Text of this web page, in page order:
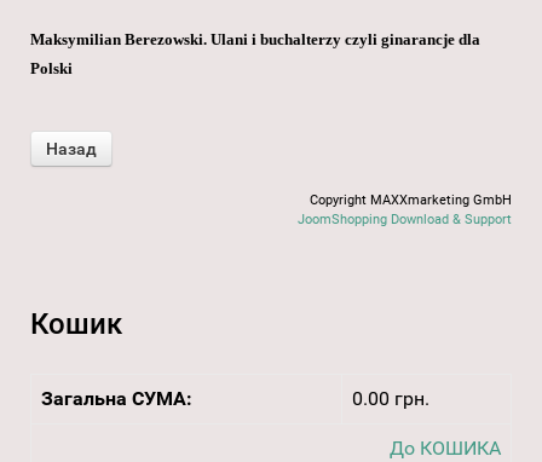
Maksymilian Berezowski. Ulani i buchalterzy czyli ginarancje dla
Polski
Copyright MAXXmarketing GmbH
JoomShopping Download & Support
Кошик
Загальна СУМА: 0.00 грн.
До КОШИКА